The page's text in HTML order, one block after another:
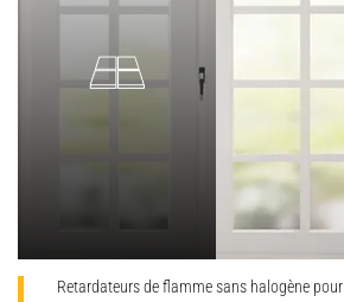
Retardateurs de flamme sans halogène pour